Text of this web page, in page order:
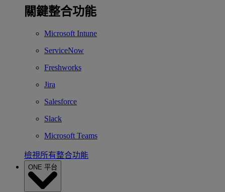
關鍵整合功能
Microsoft Intune
ServiceNow
Freshworks
Jira
Salesforce
Slack
Microsoft Teams
檢視所有整合功能
ONE 平台